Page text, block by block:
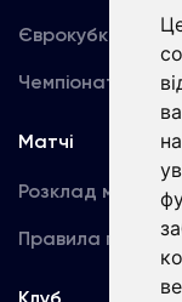
Єврокубки
Чемпіонат
Матчі
Розклад матчів
Правила
Клуб